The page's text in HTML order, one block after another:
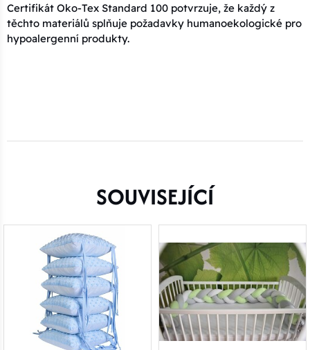
Certifikát Oko-Tex Standard 100 potvrzuje, že každý z
těchto materiálů splňuje požadavky humanoekologické pro
hypoalergenní produkty.
SOUVISEJÍCÍ